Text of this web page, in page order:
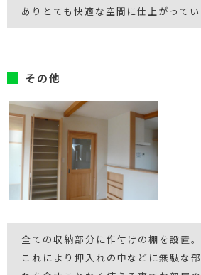
ありとても快適な空間に仕上がってい
その他
全ての収納部分に作付けの棚を設置。
これにより押入れの中などに無駄な